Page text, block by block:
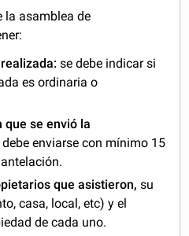
la asamblea de
se debe indicar si
es ordinaria o
que se envió la
enviarse con mínimo 15
que asistieron,su
casa, local, etc) y el
de cada uno.